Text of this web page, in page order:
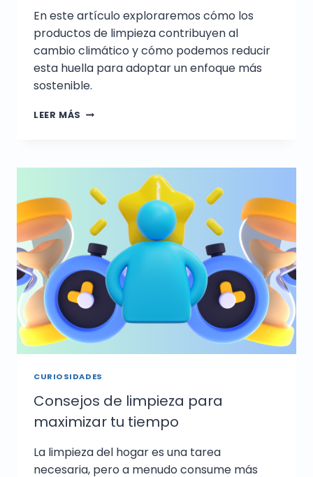
En este artículo exploraremos cómo los
productos de limpieza contribuyen al
cambio climático y cómo podemos reducir
esta huella para adoptar un enfoque más
sostenible.
LEER MÁS
CURIOSIDADES
Consejos de limpieza para
maximizar tu tiempo
La limpieza del hogar es una tarea
necesaria, pero a menudo consume más